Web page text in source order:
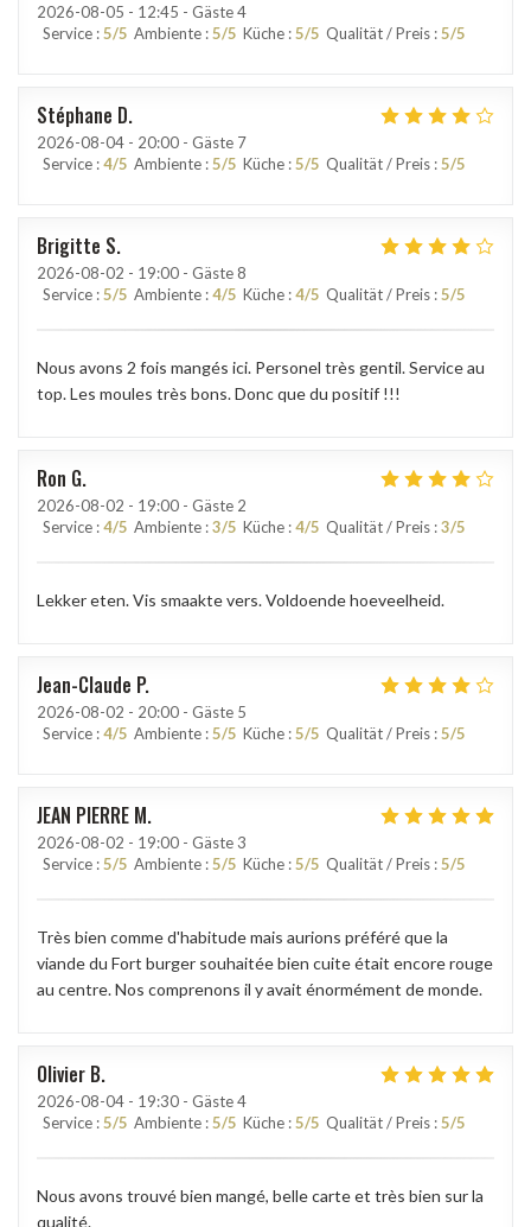
2026-08-05 - 12:45 - Gäste 4
Service :5/5 Ambiente :5/5 Küche :5/5 Qualität / Preis :5/5
Stéphane D
2026-08-04 - 20:00 - Gäste 7
Service :4/5 Ambiente :5/5 Küche :5/5 Qualität / Preis :5/5
Brigitte S
2026-08-02 - 19:00 - Gäste 8
Service :5/5 Ambiente :4/5 Küche :4/5 Qualität / Preis :5/5
Nous avons 2 fois mangés ici. Personel très gentil. Service au
top. Les moules très bons. Donc que du positif !!!
Ron G
2026-08-02 - 19:00 - Gäste 2
Service :4/5 Ambiente :3/5 Küche :4/5 Qualität / Preis :3/5
Lekker eten. Vis smaakte vers. Voldoende hoeveelheid.
Jean-Claude P
2026-08-02 - 20:00 - Gäste 5
Service :4/5 Ambiente :5/5 Küche :5/5 Qualität / Preis :5/5
JEAN PIERRE M
2026-08-02 - 19:00 - Gäste 3
Service :5/5 Ambiente :5/5 Küche :5/5 Qualität / Preis :5/5
Très bien comme d'habitude mais aurions préféré que la
viande du Fort burger souhaitée bien cuite était encore rouge
au centre. Nos comprenons il y avait énormément de monde.
Olivier B
2026-08-04 - 19:30 - Gäste 4
Service :5/5 Ambiente :5/5 Küche :5/5 Qualität / Preis :5/5
Nous avons trouvé bien mangé, belle carte et très bien sur la
qualité.